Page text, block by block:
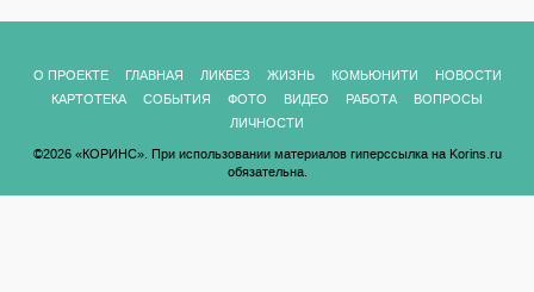
О ПРОЕКТЕ ГЛАВНАЯ ЛИКБЕЗ ЖИЗНЬ КОМЬЮНИТИ
НОВОСТИ
КАРТОТЕКА
СОБЫТИЯ ФОТО ВИДЕО РАБОТА
ВОПРОСЫ
ЛИЧНОСТИ
©2026 «КОРИНС». При использовании материалов гиперссылка на Korins.ru
обязательна.